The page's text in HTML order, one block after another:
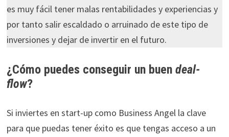
es muy fácil tener malas rentabilidades y experiencias y
por tanto salir escaldado o arruinado de este tipo de
inversiones y dejar de invertir en el futuro.
¿Cómo puedes conseguir un buen deal-
flow?
Si inviertes en start-up como Business Angel la clave
para que puedas tener éxito es que tengas acceso a un